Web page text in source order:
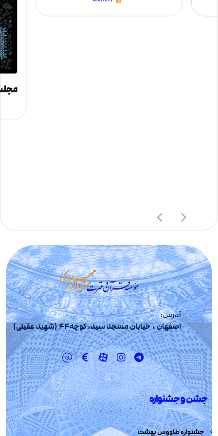
آدرس:
اصفهان ، خیابان مسجد سید، کوچه44 (شهید عقیلی)
جشن و جشنواره
جشنواره طاووس بهشت